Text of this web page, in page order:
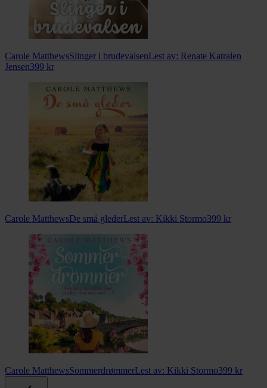
Carole MatthewsSlinger i brudevalsenLest av: Renate Katralen
Jensen399 kr
Carole MatthewsDe små glederLest av: Kikki Stormo399 kr
Carole MatthewsSommerdrømmerLest av: Kikki Stormo399 kr